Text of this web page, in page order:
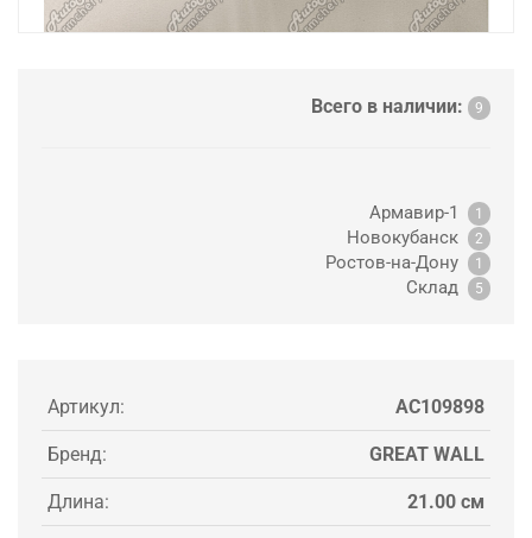
Всего в наличии: 9
Армавир-1 1
Новокубанск 2
Ростов-на-Дону 1
Склад 5
Артикул: AC109898
Бренд: GREAT WALL
Длина: 21.00 см